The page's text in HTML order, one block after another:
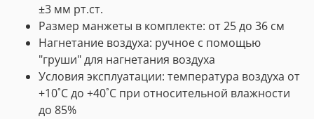
±3 мм рт.ст.
Размер манжеты в комплекте: от 25 до 36 см
Нагнетание воздуха: ручное с помощью
"груши" для нагнетания воздуха
Условия эксплуатации: температура воздуха от
+10˚C до +40˚C при относительной влажности
до 85%